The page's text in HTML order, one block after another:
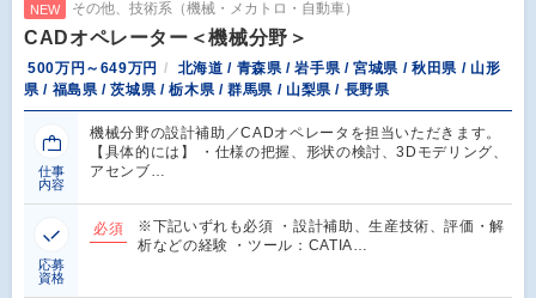
NEW その他、技術系（機械・メカトロ・自動車）
CADオペレーター＜機械分野＞
500万円～649万円
北海道 / 青森県 / 岩手県 / 宮城県 / 秋田県 / 山形
県 / 福島県 / 茨城県 / 栃木県 / 群馬県 / 山梨県 / 長野県
仕事
内容
機械分野の設計補助／CADオペレータを担当いただきます。
【具体的には】 ・仕様の把握、形状の検討、3Dモデリング、
アセンブ…
応募
資格
必須
※下記いずれも必須 ・設計補助、生産技術、評価・解
析などの経験 ・ツール：CATIA…